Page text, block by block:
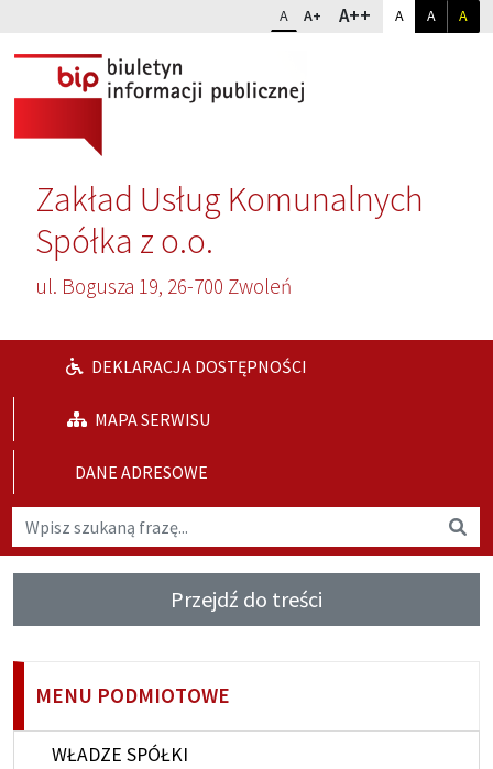
Zmień rozmiar czcionki
A rozmiar standardowy
A+ rozmiar powiększony
A++rozmiar
Dopasuj
A kontrast
A A
Zakład Usług Komunalnych
Spółka z o.o.
ul. Bogusza 19, 26-700 Zwoleń
DEKLARACJA DOSTĘPNOŚCI
MAPA SERWISU
DANE ADRESOWE
Wyszukaj na stronie
Przejdź do treści
MENU PODMIOTOWE
WŁADZE SPÓŁKI